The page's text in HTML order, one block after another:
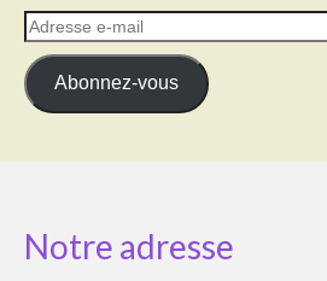
Adresse
e-
mail
Abonnez-vous
Notre adresse